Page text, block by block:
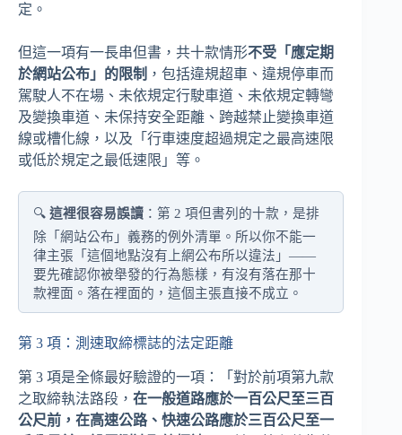
定。
但這一項有一長串但書，共十款情形不受「應定期
於網站公布」的限制 ，包括違規超車、違規停車而
駕駛人不在場、未依規定行駛車道、未依規定轉彎
及變換車道、未保持安全距離、跨越禁止變換車道
線或槽化線，以及「行車速度超過規定之最高速限
或低於規定之最低速限」等。
🔍 這裡很容易誤讀 ：第 2 項但書列的十款，是排
除「網站公布」義務的例外清單。所以你不能一
律主張「這個地點沒有上網公布所以違法」——
要先確認你被舉發的行為態樣，有沒有落在那十
款裡面。落在裡面的，這個主張直接不成立。
第 3 項：測速取締標誌的法定距離
第 3 項是全條最好驗證的一項：「對於前項第九款
之取締執法路段， 在一般道路應於一百公尺至三百
公尺前，在高速公路、快速公路應於三百公尺至一